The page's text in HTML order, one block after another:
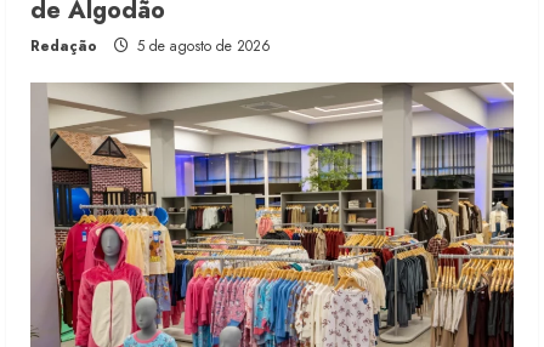
de Algodão
Redação 5 de agosto de 2026